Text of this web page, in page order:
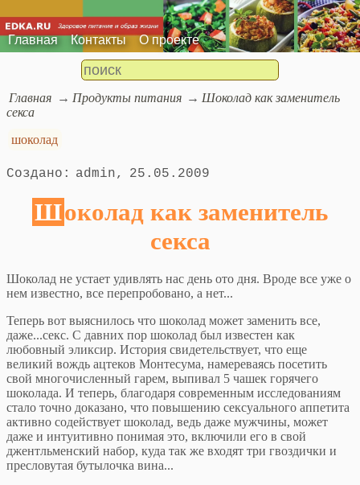
Главная Контакты О проекте
Главная Продукты питания
Шоколад как заменитель
секса
шоколад
admin 25.05.2009
Шоколад как заменитель
секса
Шоколад не устает удивлять нас день ото дня. Вроде все уже о
нем известно, все перепробовано, а нет...
Теперь вот выяснилось что шоколад может заменить все,
даже...секс. С давних пор шоколад был известен как
любовный эликсир. История свидетельствует, что еще
великий вождь ацтеков Монтесума, намереваясь посетить
свой многочисленный гарем, выпивал 5 чашек горячего
шоколада. И теперь, благодаря современным исследованиям
стало точно доказано, что повышению сексуального аппетита
активно содействует шоколад, ведь даже мужчины, может
даже и интуитивно понимая это, включили его в свой
джентльменский набор, куда так же входят три гвоздички и
пресловутая бутылочка вина...